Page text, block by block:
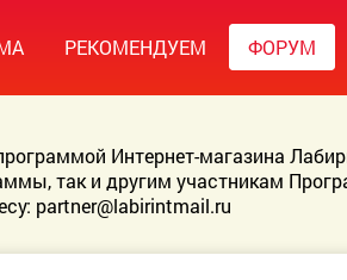
РЕКОМЕНДУЕМ ФОРУМ
Интернет-магазина
так и другим участникам
partner@labirintmail.ru